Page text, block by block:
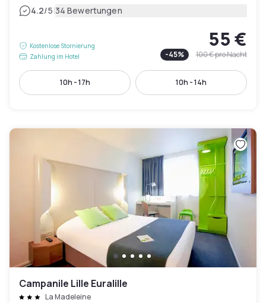
4.2/5|34 Bewertungen
Kostenlose Stornierung
Zahlung im Hotel
55 €
-45% 100 €pro Nacht
10h - 17h 10h - 14h
Campanile Lille Euralille
La Madeleine